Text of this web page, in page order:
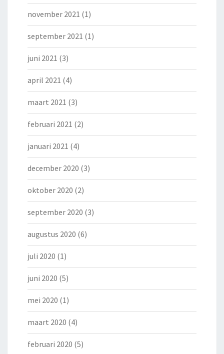
november 2021 (1)
september 2021 (1)
juni 2021 (3)
april 2021 (4)
maart 2021 (3)
februari 2021 (2)
januari 2021 (4)
december 2020 (3)
oktober 2020 (2)
september 2020 (3)
augustus 2020 (6)
juli 2020 (1)
juni 2020 (5)
mei 2020 (1)
maart 2020 (4)
februari 2020 (5)